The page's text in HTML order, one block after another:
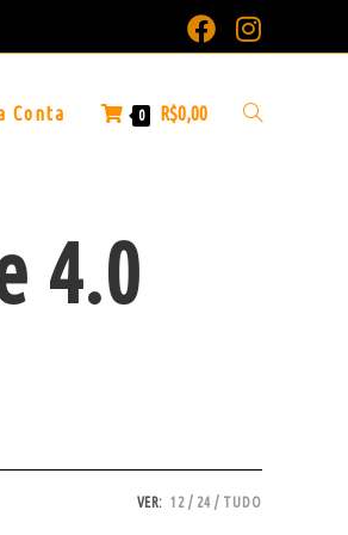
Conta 0 R$0,00
4.0
VER: 12 24 TUDO